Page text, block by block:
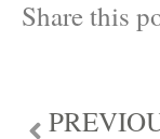
Share this